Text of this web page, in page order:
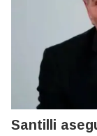
Santilli